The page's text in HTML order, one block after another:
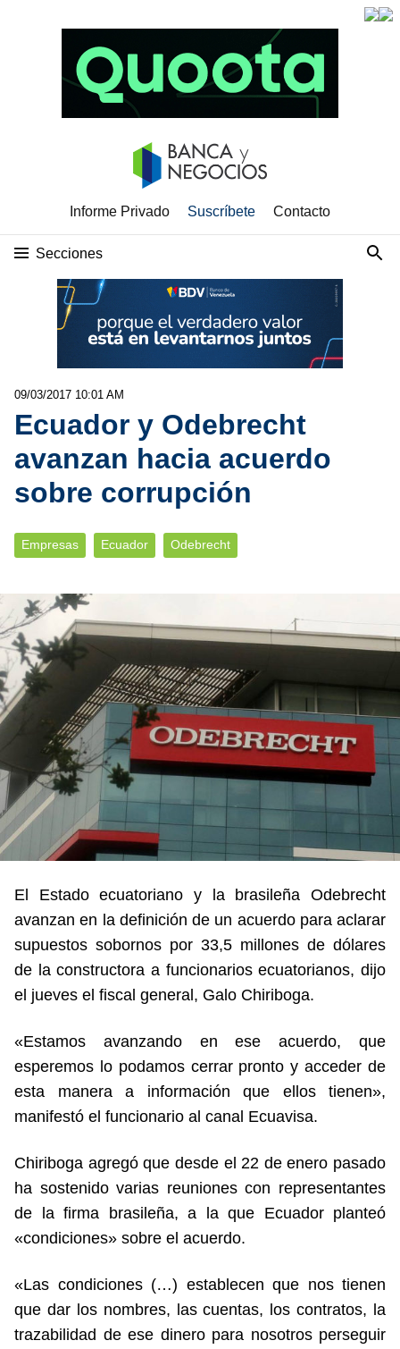
Informe Privado Suscríbete Contacto
Secciones
09/03/2017 10:01 AM
Ecuador y Odebrecht
avanzan hacia acuerdo
sobre corrupción
Empresas Ecuador Odebrecht
El Estado ecuatoriano y la brasileña Odebrecht
avanzan en la definición de un acuerdo para aclarar
supuestos sobornos por 33,5 millones de dólares
de la constructora a funcionarios ecuatorianos, dijo
el jueves el fiscal general, Galo Chiriboga.
«Estamos avanzando en ese acuerdo, que
esperemos lo podamos cerrar pronto y acceder de
esta manera a información que ellos tienen»,
manifestó el funcionario al canal Ecuavisa.
Chiriboga agregó que desde el 22 de enero pasado
ha sostenido varias reuniones con representantes
de la firma brasileña, a la que Ecuador planteó
«condiciones» sobre el acuerdo.
«Las condiciones (…) establecen que nos tienen
que dar los nombres, las cuentas, los contratos, la
trazabilidad de ese dinero para nosotros perseguir